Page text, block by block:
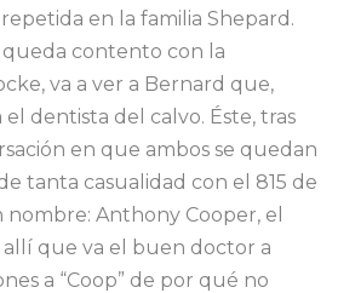
en la familia Shepard.
queda contento con la
va a ver a Bernard que,
dentista del calvo. Éste, tras
en que ambos se quedan
tanta casualidad con el 815 de
nombre: Anthony Cooper, el
allí que va el buen doctor a
a “Coop” de por qué no